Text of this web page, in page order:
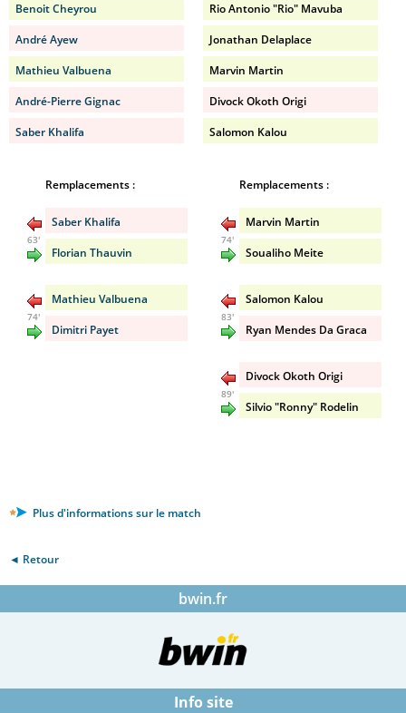
Benoit Cheyrou
André Ayew
Mathieu Valbuena
André-Pierre Gignac
Saber Khalifa
Rio Antonio "Rio" Mavuba
Jonathan Delaplace
Marvin Martin
Divock Okoth Origi
Salomon Kalou
Remplacements :
Saber Khalifa
63'
Florian Thauvin
Mathieu Valbuena
74'
Dimitri Payet
Remplacements :
Marvin Martin
74'
Soualiho Meite
Salomon Kalou
83'
Ryan Mendes Da Graca
Divock Okoth Origi
89'
Silvio "Ronny" Rodelin
Plus d'informations sur le match
◄ Retour
bwin.fr
Info site